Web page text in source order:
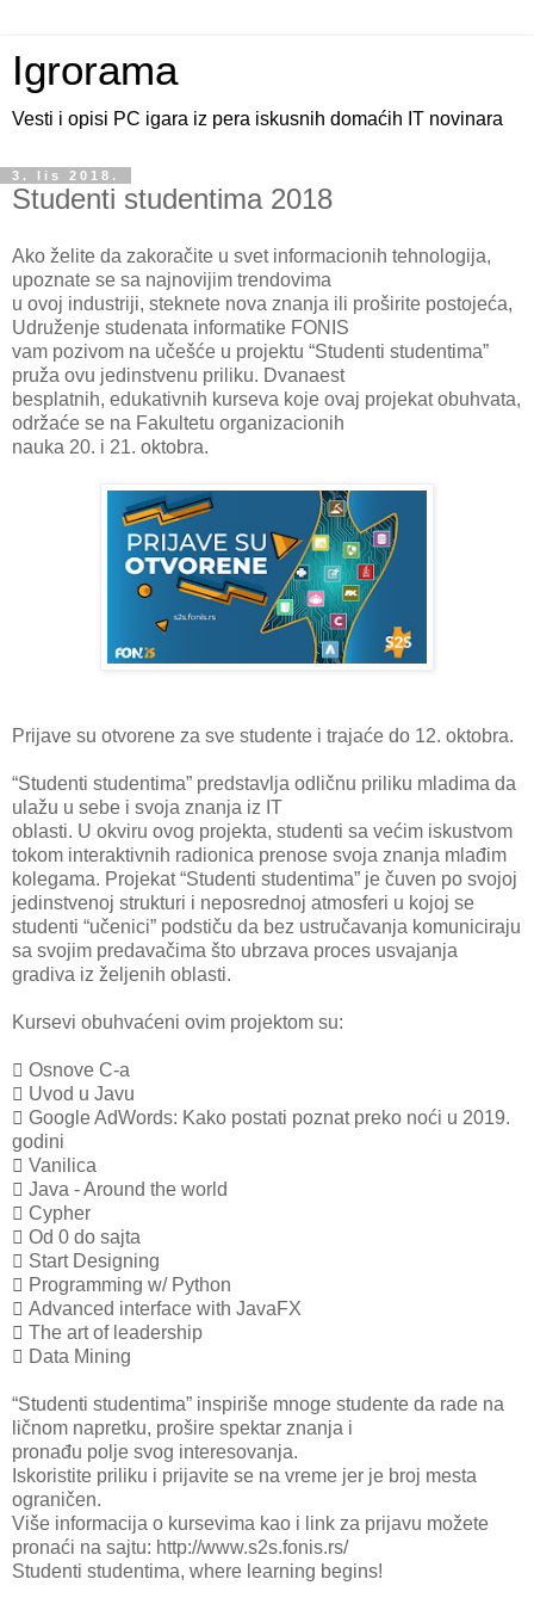
Igrorama
Vesti i opisi PC igara iz pera iskusnih domaćih IT novinara
3. lis 2018.
Studenti studentima 2018
Ako želite da zakoračite u svet informacionih tehnologija,
upoznate se sa najnovijim trendovima
u ovoj industriji, steknete nova znanja ili proširite postojeća,
Udruženje studenata informatike FONIS
vam pozivom na učešće u projektu “Studenti studentima”
pruža ovu jedinstvenu priliku. Dvanaest
besplatnih, edukativnih kurseva koje ovaj projekat obuhvata,
održaće se na Fakultetu organizacionih
nauka 20. i 21. oktobra.
Prijave su otvorene za sve studente i trajaće do 12. oktobra.
“Studenti studentima” predstavlja odličnu priliku mladima da
ulažu u sebe i svoja znanja iz IT
oblasti. U okviru ovog projekta, studenti sa većim iskustvom
tokom interaktivnih radionica prenose svoja znanja mlađim
kolegama. Projekat “Studenti studentima” je čuven po svojoj
jedinstvenoj strukturi i neposrednoj atmosferi u kojoj se
studenti “učenici” podstiču da bez ustručavanja komuniciraju
sa svojim predavačima što ubrzava proces usvajanja
gradiva iz željenih oblasti.
Kursevi obuhvaćeni ovim projektom su:
 Osnove C-a
 Uvod u Javu
 Google AdWords: Kako postati poznat preko noći u 2019.
godini
 Vanilica
 Java - Around the world
 Cypher
 Od 0 do sajta
 Start Designing
 Programming w/ Python
 Advanced interface with JavaFX
 The art of leadership
 Data Mining
“Studenti studentima” inspiriše mnoge studente da rade na
ličnom napretku, prošire spektar znanja i
pronađu polje svog interesovanja.
Iskoristite priliku i prijavite se na vreme jer je broj mesta
ograničen.
Više informacija o kursevima kao i link za prijavu možete
pronaći na sajtu: http://www.s2s.fonis.rs/
Studenti studentima, where learning begins!